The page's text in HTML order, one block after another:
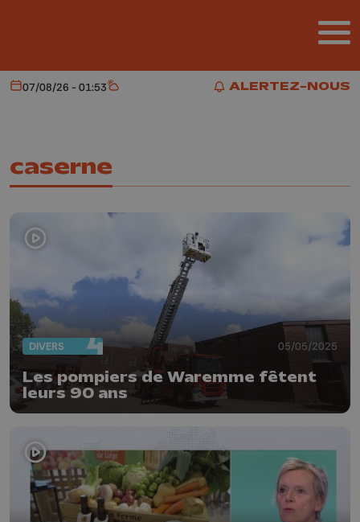
ALERTEZ-NOUS
ALERTEZ-NOUS
Aujourd'hui
07/08/26 - 01:53 Météo
caserne
DIVERS 05/05/2025
Les pompiers de Waremme fêtent
leurs 90 ans